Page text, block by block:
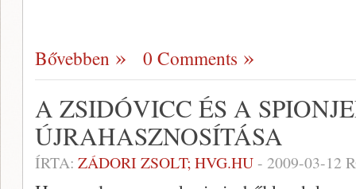
Bővebben 0 Comments
A ZSIDÓVICC ÉS A
ÚJRAHASZNOSÍTÁSA
ÍRTA: ZÁDORI ZSOLT; HVG.HU- 2009-03-12